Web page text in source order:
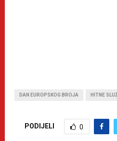
DAN EUROPSKOG BROJA HITNE
PODIJELI 0